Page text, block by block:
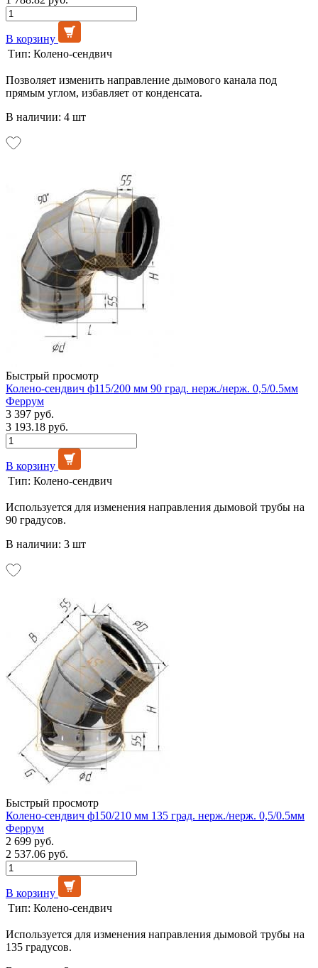
В корзину
Тип: Колено-сендвич
Позволяет изменить направление дымового канала под
прямым углом, избавляет от конденсата.
В наличии: 4 шт
Быстрый просмотр
Колено-сендвич ф115/200 мм 90 град. нерж./нерж. 0,5/0.5мм
Феррум
3 397 руб.
3 193.18 руб.
В корзину
Тип: Колено-сендвич
Используется для изменения направления дымовой трубы на
90 градусов.
В наличии: 3 шт
Быстрый просмотр
Колено-сендвич ф150/210 мм 135 град. нерж./нерж. 0,5/0.5мм
Феррум
2 699 руб.
2 537.06 руб.
В корзину
Тип: Колено-сендвич
Используется для изменения направления дымовой трубы на
135 градусов.